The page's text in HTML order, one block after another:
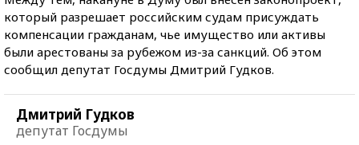
который разрешает российским судам присуждать
компенсации гражданам, чье имущество или активы
были арестованы за рубежом из-за санкций. Об этом
сообщил депутат Госдумы Дмитрий Гудков.
Дмитрий Гудков
депутат Госдумы